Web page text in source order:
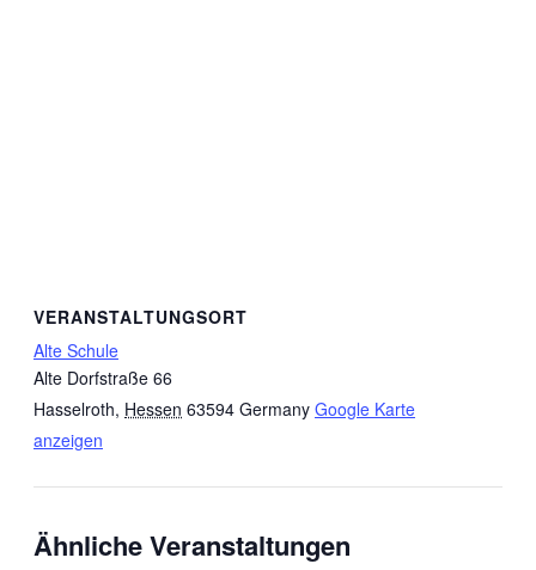
VERANSTALTUNGSORT
Alte Schule
Alte Dorfstraße 66
Hasselroth, Hessen 63594 Germany Google Karte
anzeigen
Ähnliche Veranstaltungen